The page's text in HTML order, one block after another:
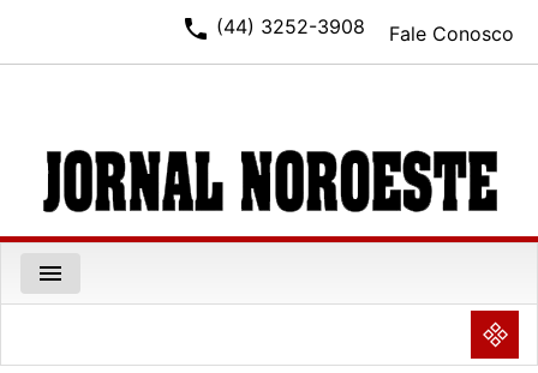
Fale Conosco
phone (44) 3252-3908
menu
NULL